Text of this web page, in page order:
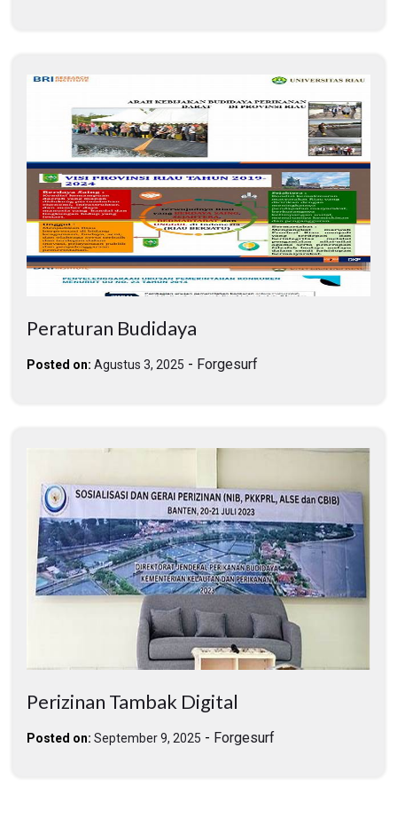
Peraturan Budidaya
Posted on: Agustus 3, 2025 - Forgesurf
Perizinan Tambak Digital
Posted on: September 9, 2025 - Forgesurf